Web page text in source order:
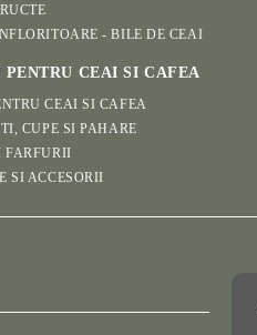
- BILE DE CEAI
PENTRU CEAI SI CAFEA
CEAI SI CAFEA
CUPE SI PAHARE
FARFURII
SI ACCESORII